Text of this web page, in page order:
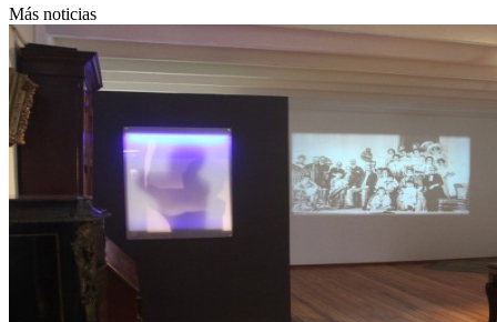
Más noticias